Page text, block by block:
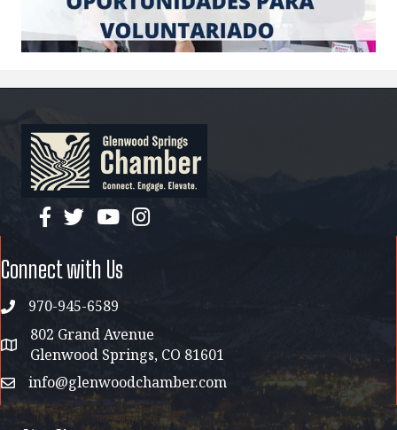
facebook
twitterYouTubeinstagram
Connect with Us
phone970-945-6589
address map
802 Grand Avenue
Glenwood Springs, CO 81601
emailinfo@glenwoodchamber.com